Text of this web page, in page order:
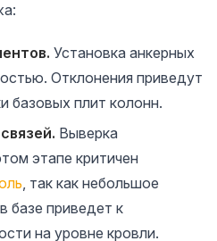
Установка анкерных
Отклонения приведут
базовых плит колонн.
Выверка
этапе критичен
, так как небольшое
базе приведет к
на уровне кровли.